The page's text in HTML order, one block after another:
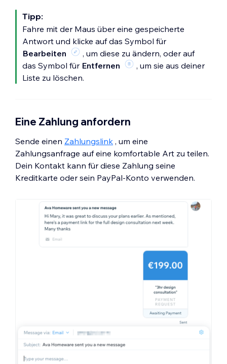
Tipp:
Fahre mit der Maus über eine gespeicherte
Antwort und klicke auf das Symbol für
Bearbeiten
, um diese zu ändern, oder auf
das Symbol für Entfernen
, um sie aus deiner
Liste zu löschen.
Eine Zahlung anfordern
Sende einen Zahlungslink , um eine
Zahlungsanfrage auf eine komfortable Art zu teilen.
Dein Kontakt kann für diese Zahlung seine
Kreditkarte oder sein PayPal-Konto verwenden.